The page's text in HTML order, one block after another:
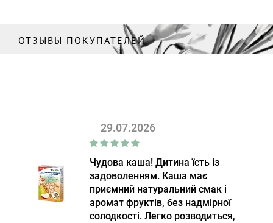
ОТЗЫВЫ ПОКУПАТЕЛЕЙ
29.07.2026
Чудова каша! Дитина їсть із
задоволенням. Каша має
приємний натуральний смак і
аромат фруктів, без надмірної
солодкості. Легко розводиться,